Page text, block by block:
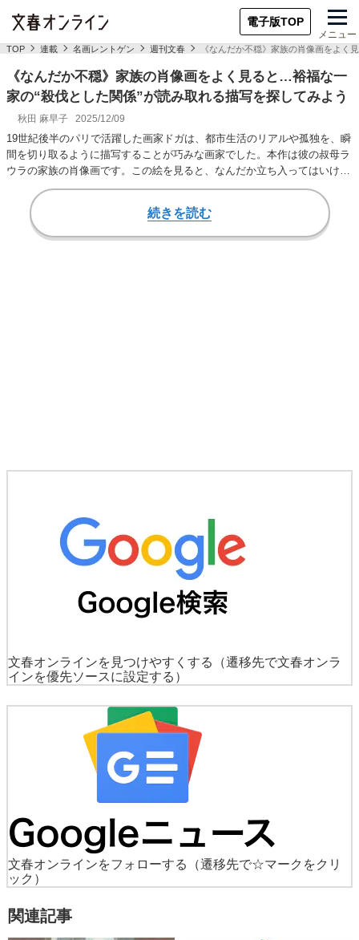
電子版TOP
メニュー
TOP 連載 名画レントゲン 週刊文春 《なんだか不穏》家族の肖像画をよく
《なんだか不穏》家族の肖像画をよく見ると…裕福な一
家の“殺伐とした関係”が読み取れる描写を探してみよう
秋田 麻早子 2025/12/09
19世紀後半のパリで活躍した画家ドガは、都市生活のリアルや孤独を、瞬
間を切り取るように描写することが巧みな画家でした。本作は彼の叔母ラ
ウラの家族の肖像画です。この絵を見ると、なんだか立ち入ってはいけな
いような険悪な…
続きを読む
文春オンラインを見つけやすくする
（遷移先で文春オンラ
インを優先ソースに設定する）
文春オンラインをフォローする
（遷移先で☆マークをクリ
ック）
関連記事